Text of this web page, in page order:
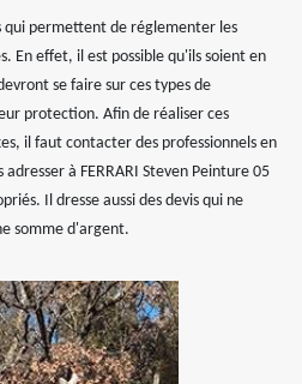
qui permettent de réglementer les
En effet, il est possible qu'ils soient en
se faire sur ces types de
protection. Afin de réaliser ces
il faut contacter des professionnels en
à FERRARI Steven Peinture 05
Il dresse aussi des devis qui ne
somme d'argent.